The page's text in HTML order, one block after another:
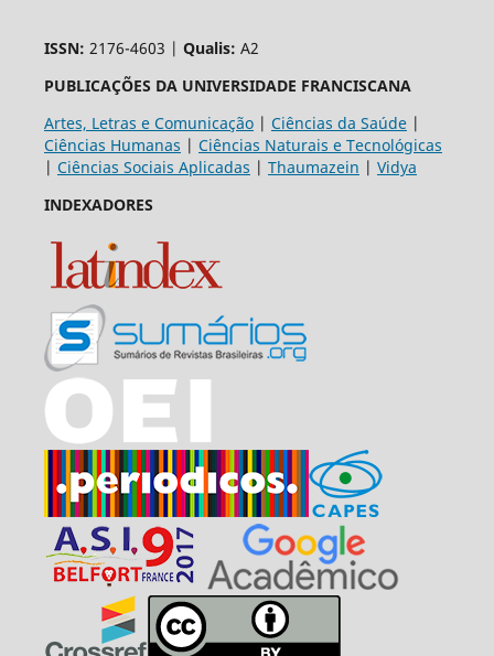
ISSN: 2176-4603 | Qualis: A2
PUBLICAÇÕES DA UNIVERSIDADE FRANCISCANA
Artes, Letras e Comunicação| Ciências da Saúde|
Ciências Humanas | Ciências Naturais e Tecnológicas
| Ciências Sociais Aplicadas | Thaumazein | Vidya
INDEXADORES